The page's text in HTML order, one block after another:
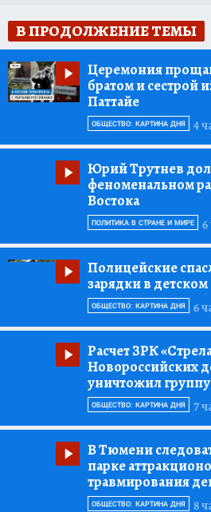
В ПРОДОЛЖЕНИЕ ТЕМЫ
Церемония
братом и сестрой
Паттайе
4
ОБЩЕСТВО: КАРТИНА ДНЯ
Юрий Трутнев
феноменальном
Востока
ПОЛИТИКА В СТРАНЕ И МИРЕ
Полицейские
зарядки в детском
6
ОБЩЕСТВО: КАРТИНА ДНЯ
Расчет ЗРК
Новороссийских
уничтожил
7
ОБЩЕСТВО: КАРТИНА ДНЯ
В Тюмени
парке
травмирования
8
ОБЩЕСТВО: КАРТИНА ДНЯ